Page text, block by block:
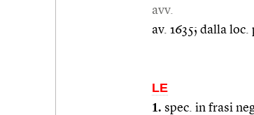
avv.
av. 1635; dalla loc.
LE
1. spec. in frasi